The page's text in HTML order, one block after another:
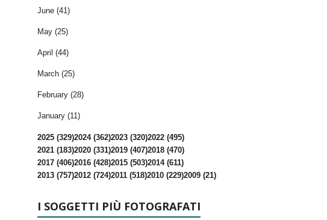
June (41)
May (25)
April (44)
March (25)
February (28)
January (11)
2025 (329)2024 (362)2023 (320)2022 (495)
2021 (183)2020 (331)2019 (407)2018 (470)
2017 (406)2016 (428)2015 (503)2014 (611)
2013 (757)2012 (724)2011 (518)2010 (229)2009 (21)
I SOGGETTI PIÙ FOTOGRAFATI